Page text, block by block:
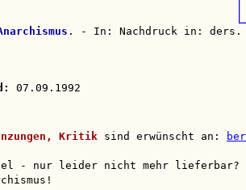
. - In: Nachdruck in: ders.
07.09.1992
Kritik sind erwünscht an:
- nur leider nicht mehr lieferbar?